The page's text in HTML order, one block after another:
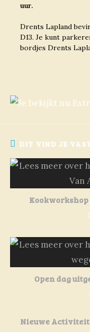
uur.
Drents Lapland
D13. Je kunt
bordjes Drents
DIT VIND JE
Open dag
Nieuwe